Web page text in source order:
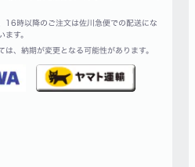
16時以降のご注文は佐川急便での配送にな
ます。
は、納期が変更となる可能性があります。